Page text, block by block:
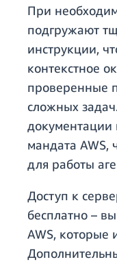
При
подгружают
инструкции,
контекстное
проверенные
сложных
документации
мандата AWS,
для работы
Доступ к
бесплатно –
AWS, которые